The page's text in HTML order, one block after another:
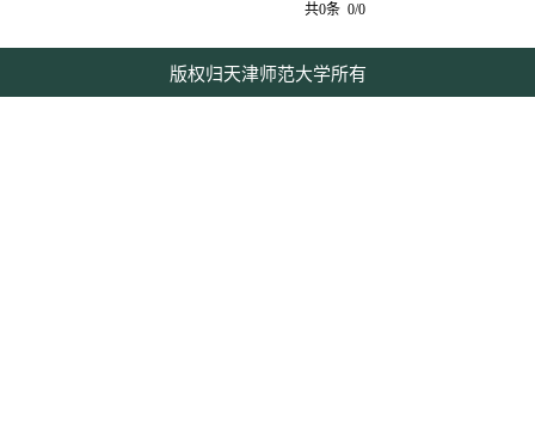
共0条 0/0
版权归天津师范大学所有